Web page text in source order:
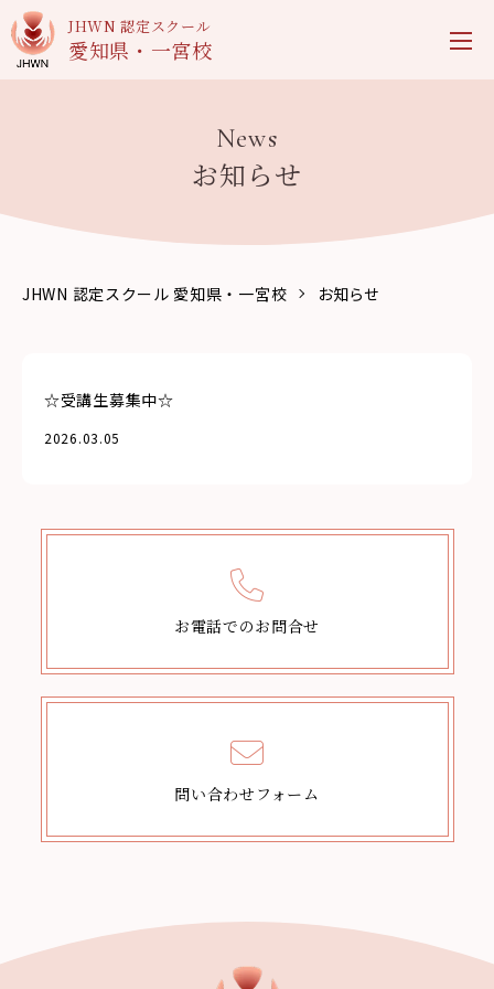
JHWN 認定スクール
愛知県・一宮校
News
お知らせ
JHWN 認定スクール 愛知県・一宮校 お知らせ
☆受講生募集中☆
2026.03.05
お電話でのお問合せ
問い合わせフォーム